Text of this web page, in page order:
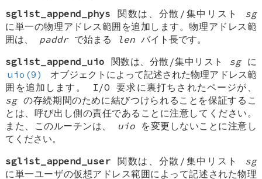
sglist_append_phys 関数は、分散/集中リスト sg
に単一の物理アドレス範囲を追加します。物理アドレス範
囲は、 paddrで始まる len バイト長です。
sglist_append_uio 関数は、分散/集中リスト sgに
uio(9)
オブジェクトによって記述された物理アドレス範
囲を追加します。 I/O 要求に裏打ちされたページが、
sgの存続期間のために結びつけられることを保証するこ
とは、呼び出し側の責任であることに注意してください。
また、このルーチンは、 uio を変更しないことに注意し
てください。
sglist_append_user 関数は、分散/集中リスト sg
に単一ユーザの仮想アドレス範囲によって記述された物理